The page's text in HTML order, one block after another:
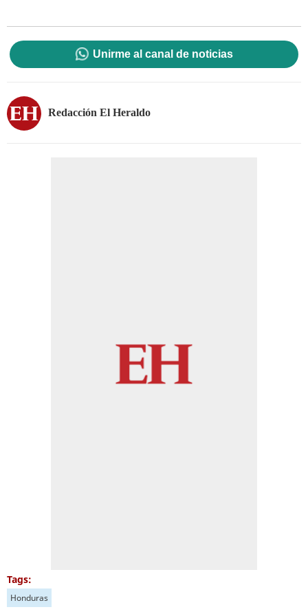
Unirme al canal de noticias
Redacción El Heraldo
Tags:
Honduras